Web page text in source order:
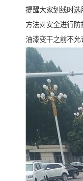
提醒大家划线时选
方法对安全进行
油漆变干之前不允